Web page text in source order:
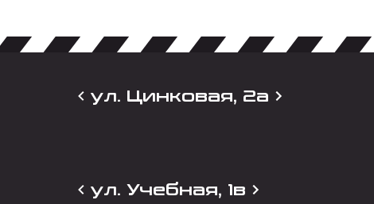
ул. Цинковая, 2а
ул. Учебная, 1в